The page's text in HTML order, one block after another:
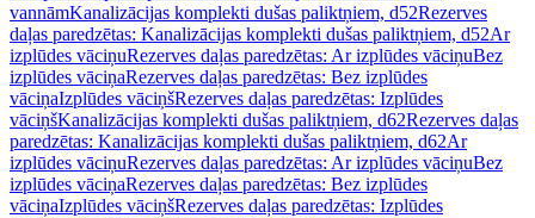
vannāmKanalizācijas komplekti dušas paliktņiem, d52Rezerves
daļas paredzētas: Kanalizācijas komplekti dušas paliktņiem, d52Ar
izplūdes vāciņuRezerves daļas paredzētas: Ar izplūdes vāciņuBez
izplūdes vāciņaRezerves daļas paredzētas: Bez izplūdes
vāciņaIzplūdes vāciņšRezerves daļas paredzētas: Izplūdes
vāciņšKanalizācijas komplekti dušas paliktņiem, d62Rezerves daļas
paredzētas: Kanalizācijas komplekti dušas paliktņiem, d62Ar
izplūdes vāciņuRezerves daļas paredzētas: Ar izplūdes vāciņuBez
izplūdes vāciņaRezerves daļas paredzētas: Bez izplūdes
vāciņaIzplūdes vāciņšRezerves daļas paredzētas: Izplūdes